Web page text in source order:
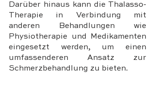
Darüber hinaus kann die Thalasso-
Therapie in Verbindung mit
anderen Behandlungen wie
Physiotherapie und Medikamenten
eingesetzt werden, um einen
umfassenderen Ansatz zur
Schmerzbehandlung zu bieten.